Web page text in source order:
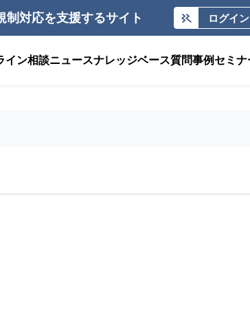
制対応を支援するサイト ログイン
イン相談ニュースナレッジベース質問事例 セミナ